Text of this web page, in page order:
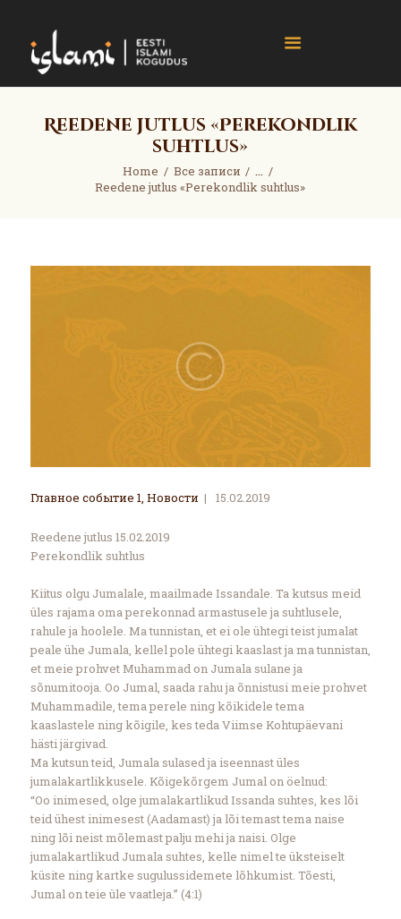
Reedene jutlus «Perekondlik
suhtlus»
Home Все записи
...
Reedene jutlus «Perekondlik suhtlus»
islami.ee
Home
Gallery
Главное событие 1, Новости 15.02.2019
Reedene jutlus 15.02.2019
Perekondlik suhtlus
Kiitus olgu Jumalale, maailmade Issandale. Ta kutsus meid
üles rajama oma perekonnad armastusele ja suhtlusele,
rahule ja hoolele. Ma tunnistan, et ei ole ühtegi teist jumalat
peale ühe Jumala, kellel pole ühtegi kaaslast ja ma tunnistan,
et meie prohvet Muhammad on Jumala sulane ja
sõnumitooja. Oo Jumal, saada rahu ja õnnistusi meie prohvet
Muhammadile, tema perele ning kõikidele tema
kaaslastele ning kõigile, kes teda Viimse Kohtupäevani
hästi järgivad.
Ma kutsun teid, Jumala sulased ja iseennast üles
jumalakartlikkusele. Kõigekõrgem Jumal on öelnud:
“Oo inimesed, olge jumalakartlikud Issanda suhtes, kes lõi
teid ühest inimesest (Aadamast) ja lõi temast tema naise
ning lõi neist mõlemast palju mehi ja naisi. Olge
jumalakartlikud Jumala suhtes, kelle nimel te üksteiselt
küsite ning kartke sugulussidemete lõhkumist. Tõesti,
Jumal on teie üle vaatleja.” (4:1)